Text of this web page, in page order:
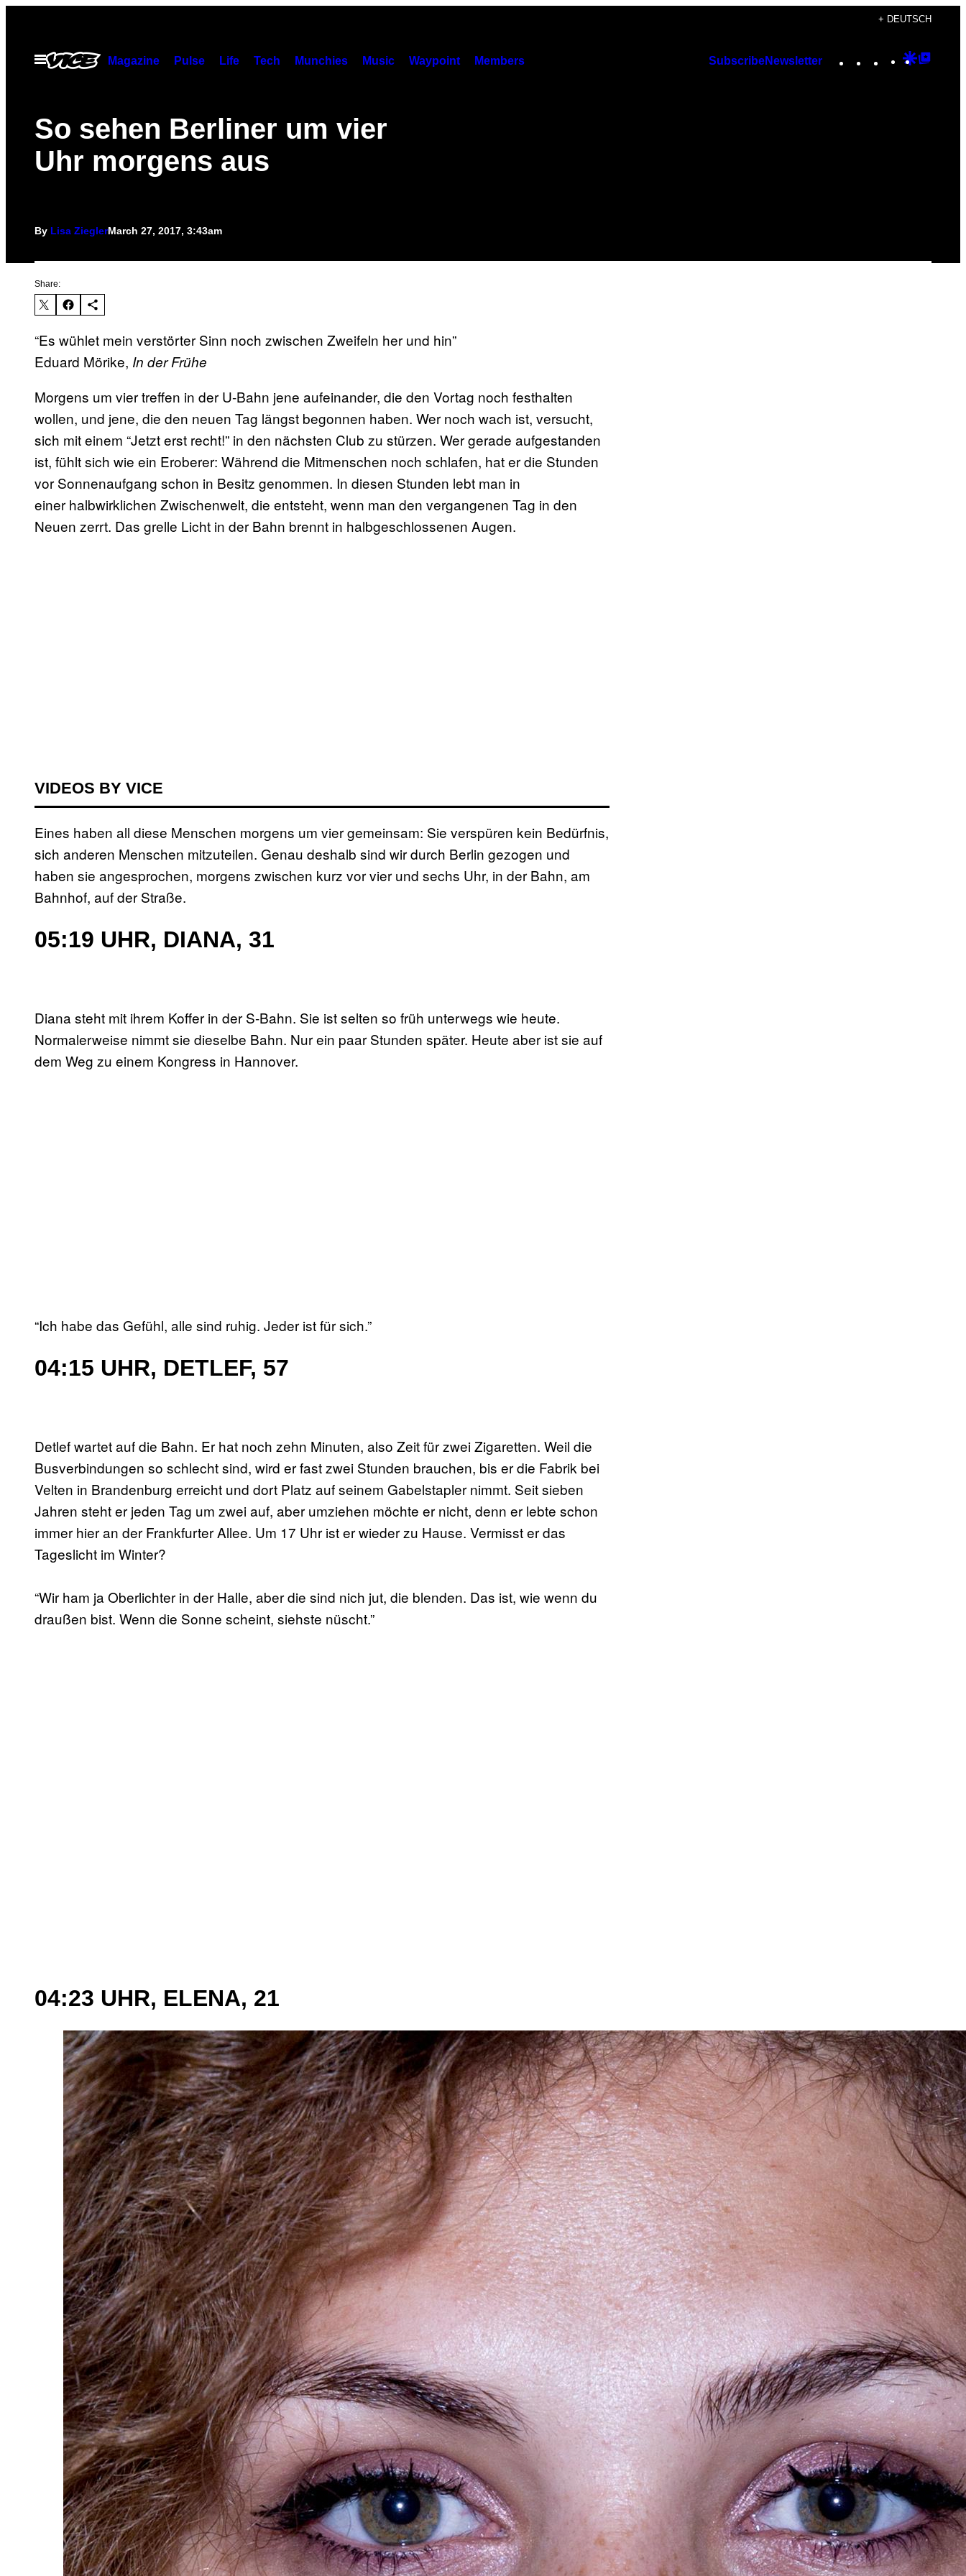
content
+ DEUTSCH
Open
Menu
Magazine Pulse Life Tech Munchies Music Waypoint Members SubscribeNewsletter Instagram
TikTok
YouTube
Google
So sehen Berliner um vier
Uhr morgens aus
By Lisa ZieglerMarch 27, 2017, 3:43am
Share:
“Es wühlet mein verstörter Sinn noch zwischen Zweifeln her und hin”
Eduard Mörike, In der Frühe
Morgens um vier treffen in der U-Bahn jene aufeinander, die den Vortag noch festhalten
wollen, und jene, die den neuen Tag längst begonnen haben. Wer noch wach ist, versucht,
sich mit einem “Jetzt erst recht!” in den nächsten Club zu stürzen. Wer gerade aufgestanden
ist, fühlt sich wie ein Eroberer: Während die Mitmenschen noch schlafen, hat er die Stunden
vor Sonnenaufgang schon in Besitz genommen. In diesen Stunden lebt man in
einer halbwirklichen Zwischenwelt, die entsteht, wenn man den vergangenen Tag in den
Neuen zerrt. Das grelle Licht in der Bahn brennt in halbgeschlossenen Augen.
VIDEOS BY VICE
Eines haben all diese Menschen morgens um vier gemeinsam: Sie verspüren kein Bedürfnis,
sich anderen Menschen mitzuteilen. Genau deshalb sind wir durch Berlin gezogen und
haben sie angesprochen, morgens zwischen kurz vor vier und sechs Uhr, in der Bahn, am
Bahnhof, auf der Straße.
05:19 UHR, DIANA, 31
Diana steht mit ihrem Koffer in der S-Bahn. Sie ist selten so früh unterwegs wie heute.
Normalerweise nimmt sie dieselbe Bahn. Nur ein paar Stunden später. Heute aber ist sie auf
dem Weg zu einem Kongress in Hannover.
“Ich habe das Gefühl, alle sind ruhig. Jeder ist für sich.”
04:15 UHR, DETLEF, 57
Detlef wartet auf die Bahn. Er hat noch zehn Minuten, also Zeit für zwei Zigaretten. Weil die
Busverbindungen so schlecht sind, wird er fast zwei Stunden brauchen, bis er die Fabrik bei
Velten in Brandenburg erreicht und dort Platz auf seinem Gabelstapler nimmt. Seit sieben
Jahren steht er jeden Tag um zwei auf, aber umziehen möchte er nicht, denn er lebte schon
immer hier an der Frankfurter Allee. Um 17 Uhr ist er wieder zu Hause. Vermisst er das
Tageslicht im Winter?
“Wir ham ja Oberlichter in der Halle, aber die sind nich jut, die blenden. Das ist, wie wenn du
draußen bist. Wenn die Sonne scheint, siehste nüscht.”
04:23 UHR, ELENA, 21